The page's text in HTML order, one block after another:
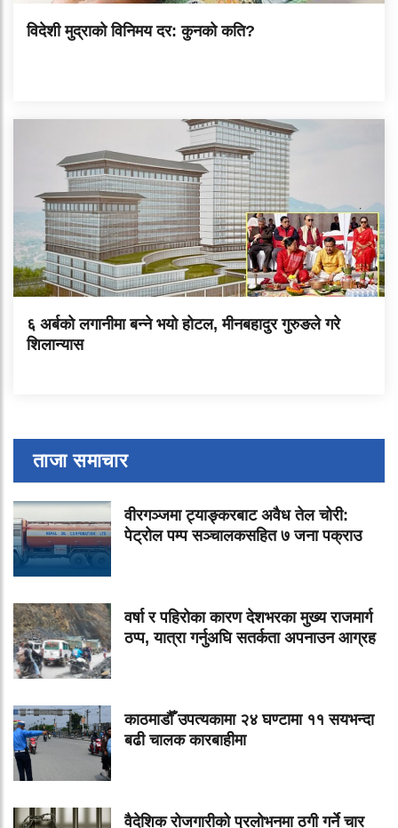
विदेशी मुद्राको विनिमय दर: कुनको कति?
६ अर्बको लगानीमा बन्ने भयो होटल, मीनबहादुर गुरुङले गरे
शिलान्यास
ताजा समाचार
वीरगञ्जमा ट्याङ्करबाट अवैध तेल चोरी:
पेट्रोल पम्प सञ्चालकसहित ७ जना पक्राउ
वर्षा र पहिरोका कारण देशभरका मुख्य राजमार्ग
ठप्प, यात्रा गर्नुअघि सतर्कता अपनाउन आग्रह
काठमाडौँ उपत्यकामा २४ घण्टामा ११ सयभन्दा
बढी चालक कारबाहीमा
वैदेशिक रोजगारीको प्रलोभनमा ठगी गर्ने चार